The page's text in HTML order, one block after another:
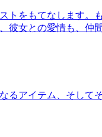
トをもてなします
彼女との愛情も、仲
アイテム、そして